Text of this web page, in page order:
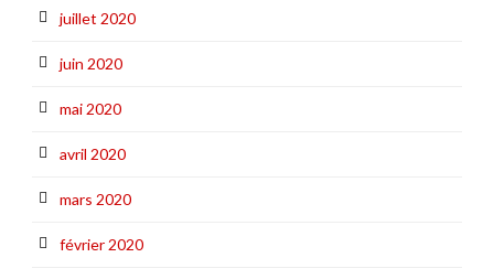
juillet 2020
juin 2020
mai 2020
avril 2020
mars 2020
février 2020